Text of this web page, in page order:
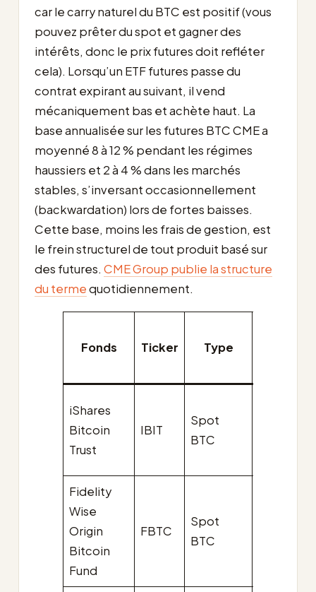
car le carry naturel du BTC est positif (vous
pouvez prêter du spot et gagner des
intérêts, donc le prix futures doit refléter
cela). Lorsqu’un ETF futures passe du
contrat expirant au suivant, il vend
mécaniquement bas et achète haut. La
base annualisée sur les futures BTC CME a
moyenné 8 à 12 % pendant les régimes
haussiers et 2 à 4 % dans les marchés
stables, s’inversant occasionnellement
(backwardation) lors de fortes baisses.
Cette base, moins les frais de gestion, est
le frein structurel de tout produit basé sur
des futures. CME Group publie la structure
du termequotidiennement.
Fonds Ticker Type
iShares
Bitcoin
Trust
IBIT
Spot
BTC
Fidelity
Wise
Origin
Bitcoin
Fund
FBTC
Spot
BTC